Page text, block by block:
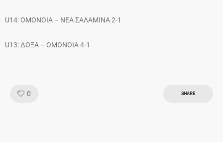
U14: ΟΜΟΝΟΙΑ – ΝΕΑ ΣΑΛΑΜΙΝΑ 2-1
U13: ΔΟΞΑ – ΟΜΟΝΟΙΑ 4-1
0 SHARE